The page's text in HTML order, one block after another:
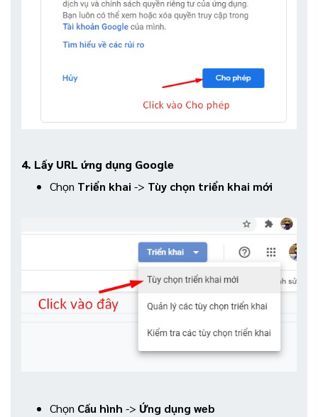
4. Lấy URL ứng dụng Google
Chọn Triển khai -> Tùy chọn triển khai mới
Chọn Cấu hình -> Ứng dụng web